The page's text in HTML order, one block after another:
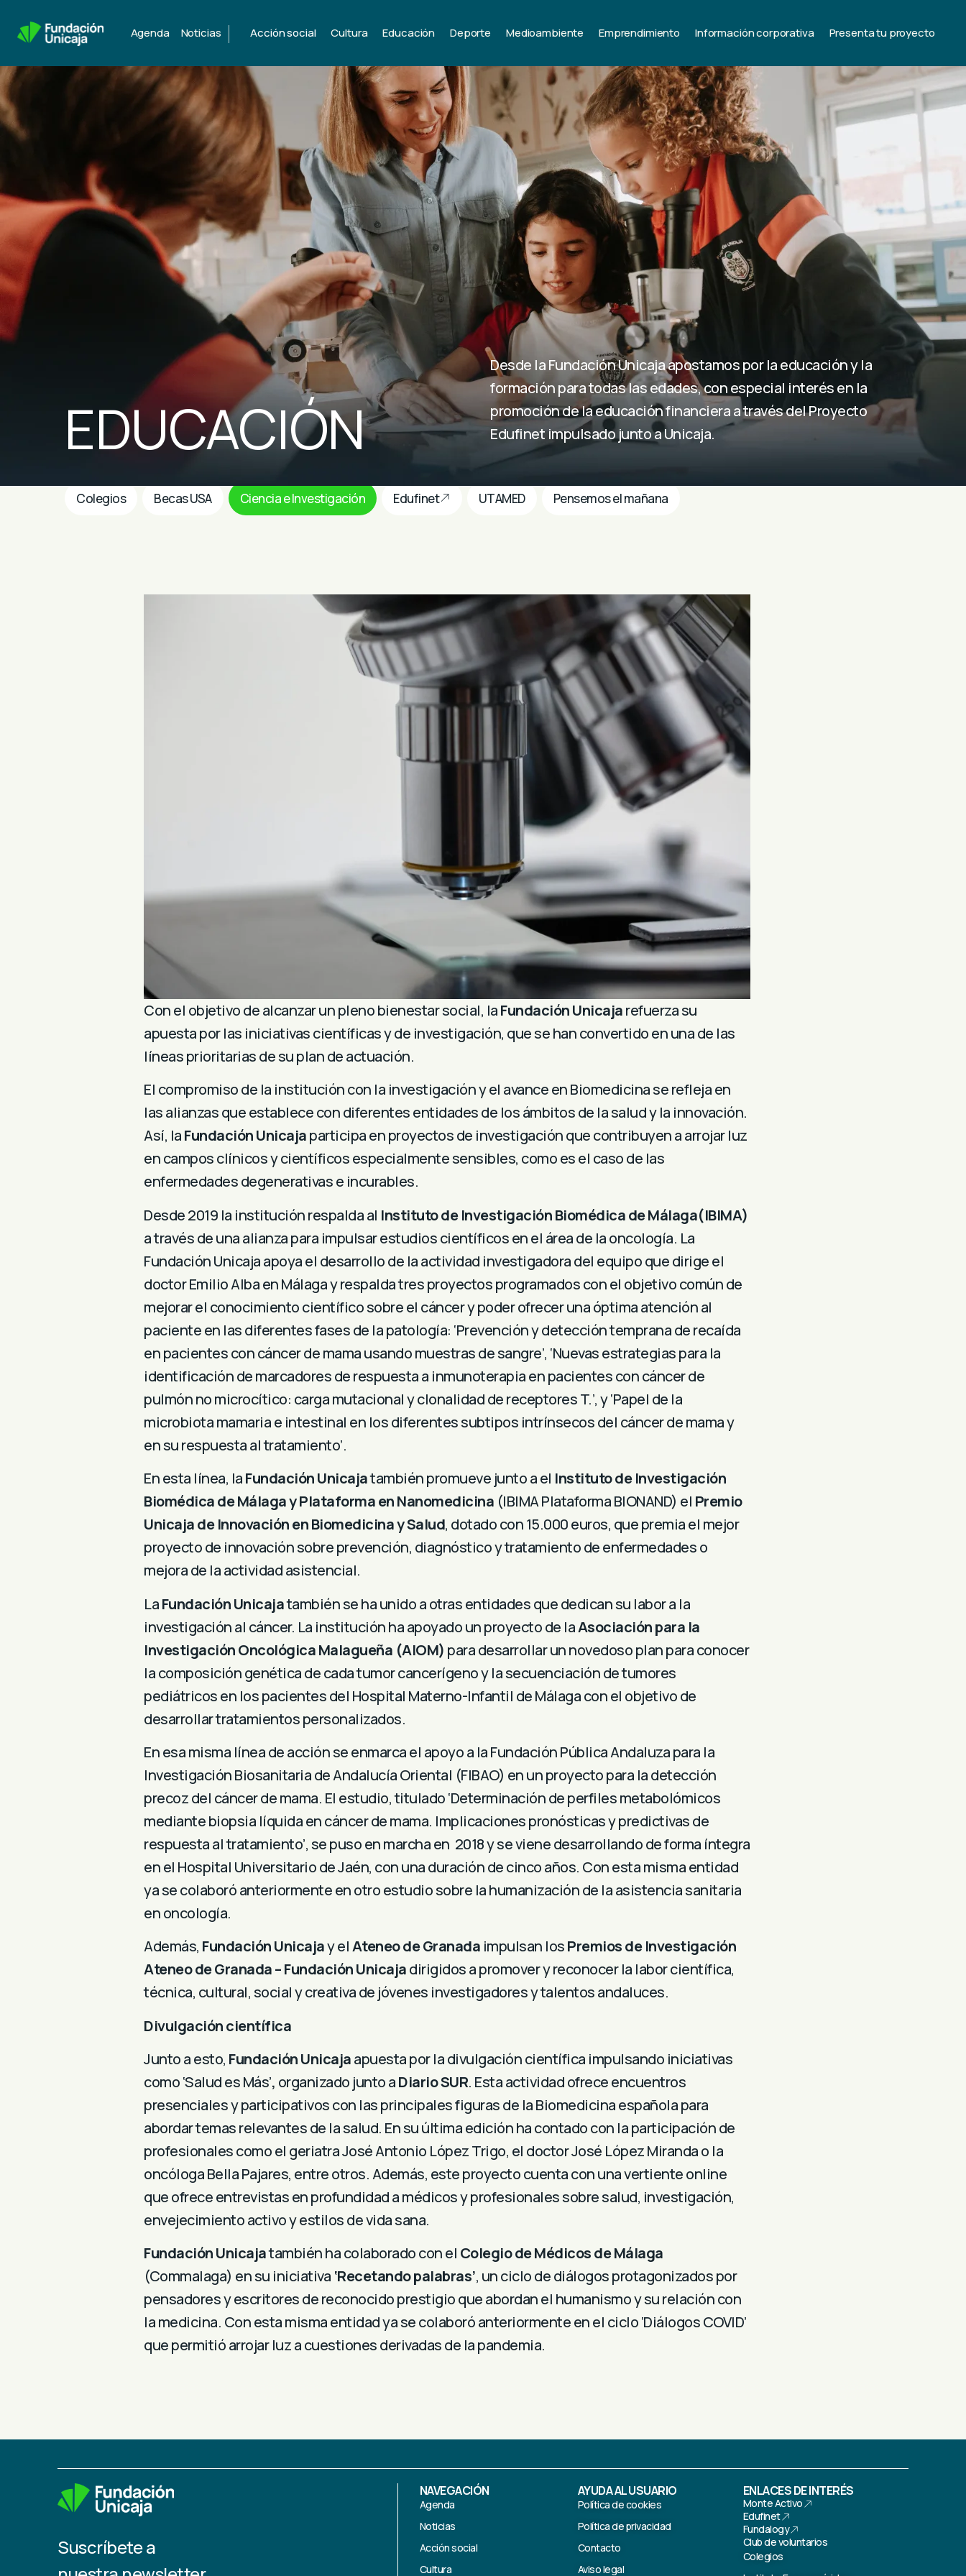
Agenda Noticias | Acción social Cultura Educación Deporte Medioambiente Emprendimiento Información corporativa Presenta tu proyecto
EDUCACIÓN
Desde la Fundación Unicaja apostamos por la educación y la
formación para todas las edades, con especial interés en la
promoción de la educación financiera a través del Proyecto
Edufinet impulsado junto a Unicaja.
Colegios Becas USA Ciencia e Investigación Edufinet UTAMED Pensemos el mañana
Con el objetivo de alcanzar un pleno bienestar social, laFundación Unicajarefuerza su
apuesta por las iniciativas científicas y de investigación, que se han convertido en una de las
líneas prioritarias de su plan de actuación.
El compromiso de la institución con la investigación y el avance en Biomedicina se refleja en
las alianzas que establece con diferentes entidades de los ámbitos de la salud y la innovación.
Así, laFundación Unicajaparticipa en proyectos de investigación que contribuyen a arrojar luz
en campos clínicos y científicos especialmente sensibles, como es el caso de las
enfermedades degenerativas e incurables.
Desde 2019 la institución respalda al Instituto de Investigación Biomédica de Málaga(IBIMA)
a través de una alianza para impulsar estudios científicos en el área de la oncología. La
Fundación Unicaja apoya el desarrollo de la actividad investigadora del equipo que dirige el
doctor Emilio Alba en Málagay respalda tres proyectos programados con el objetivo común de
mejorar el conocimiento científico sobre el cáncer y poder ofrecer una óptima atención al
paciente en las diferentes fases de la patología: ‘Prevención y detección temprana de recaída
en pacientes con cáncer de mama usando muestras de sangre’, ‘Nuevas estrategias para la
identificación de marcadores de respuesta a inmunoterapia en pacientes con cáncer de
pulmón no microcítico: carga mutacional y clonalidad de receptores T.’, y ‘Papel de la
microbiota mamaria e intestinal en los diferentes subtipos intrínsecos del cáncer de mama y
en su respuesta al tratamiento’.
En esta línea, laFundación Unicajatambién promueve junto a el Instituto de Investigación
Biomédica de Málaga y Plataforma en Nanomedicina (IBIMA Plataforma BIONAND) el Premio
Unicaja de Innovación en Biomedicina y Salud, dotado con 15.000 euros, que premia el mejor
proyecto de innovación sobre prevención, diagnóstico y tratamiento de enfermedades o
mejora de la actividad asistencial.
LaFundación Unicajatambién se ha unido a otras entidades que dedican su labor a la
investigación al cáncer. La institución ha apoyado un proyecto de laAsociación para la
Investigación Oncológica Malagueña (AIOM) para desarrollar un novedoso plan para conocer
la composición genética de cada tumor cancerígeno y la secuenciación de tumores
pediátricos en los pacientes del Hospital Materno-Infantil de Málaga con el objetivo de
desarrollar tratamientos personalizados.
En esa misma línea de acción se enmarca el apoyo a la Fundación Pública Andaluza para la
Investigación Biosanitaria de Andalucía Oriental (FIBAO) en unproyecto para la detección
precoz del cáncer de mama. El estudio, titulado ‘Determinación de perfiles metabolómicos
mediante biopsia líquida en cáncer de mama. Implicaciones pronósticas y predictivas de
respuesta al tratamiento’, se puso en marcha en 2018 y se viene desarrollando de forma íntegra
en el Hospital Universitario de Jaén, con una duración de cinco años. Con esta misma entidad
ya se colaboró anteriormente en otro estudio sobre la humanización de la asistencia sanitaria
en oncología.
Además, Fundación Unicajay elAteneo de Granada impulsan losPremios de Investigación
Ateneo de Granada – Fundación Unicajadirigidos a promover y reconocer la labor científica,
técnica, cultural, social y creativa de jóvenes investigadores y talentos andaluces.
Divulgación científica
Junto a esto, Fundación Unicajaapuesta por la divulgación científica impulsando iniciativas
como‘Salud es Más’, organizado junto aDiario SUR. Esta actividad ofrece encuentros
presenciales y participativos con las principales figuras de la Biomedicina española para
abordar temas relevantes de la salud. En su última edición ha contado con la participación de
profesionales como el geriatra José Antonio López Trigo, el doctor José López Miranda o la
oncóloga Bella Pajares, entre otros. Además, este proyecto cuenta con una vertiente online
que ofrece entrevistas en profundidad a médicos y profesionales sobre salud, investigación,
envejecimiento activo y estilos de vida sana.
Fundación Unicajatambién ha colaborado con el Colegio de Médicos de Málaga
(Commalaga) en su iniciativa ‘Recetando palabras’, un ciclo de diálogos protagonizados por
pensadores y escritores de reconocido prestigio que abordan el humanismo y su relación con
la medicina. Con esta misma entidad ya se colaboró anteriormente en el ciclo‘Diálogos COVID’
que permitió arrojar luz a cuestiones derivadas de la pandemia.
Suscríbete a
NAVEGACIÓN
Agenda
Noticias
Acción social
Cultura
AYUDA AL USUARIO
Política de cookies
Política de privacidad
Contacto
Aviso legal
ENLACES DE INTERÉS
Monte Activo
Edufinet
Fundalogy
Club de voluntarios
Colegios